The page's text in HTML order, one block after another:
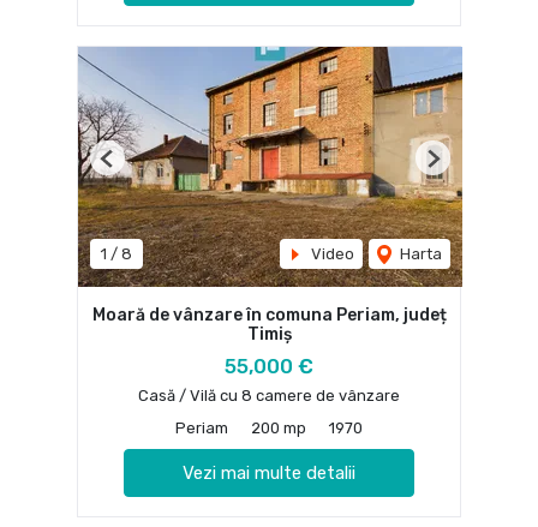
1 / 8 Video Harta
Previous Next
Moară de vânzare în comuna Periam, județ
Timiș
55,000 €
Casă / Vilă cu 8 camere de vânzare
Periam
200 mp 1970
Vezi mai multe detalii